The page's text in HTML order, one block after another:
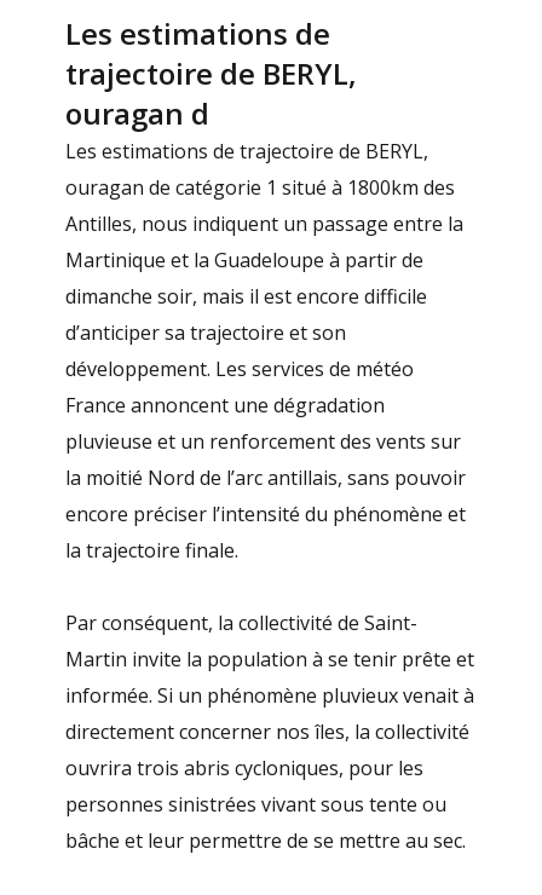
Les estimations de
trajectoire de BERYL,
ouragan d
Les estimations de trajectoire de BERYL,
ouragan de catégorie 1 situé à 1800km des
Antilles, nous indiquent un passage entre la
Martinique et la Guadeloupe à partir de
dimanche soir, mais il est encore difficile
d’anticiper sa trajectoire et son
développement. Les services de météo
France annoncent une dégradation
pluvieuse et un renforcement des vents sur
la moitié Nord de l’arc antillais, sans pouvoir
encore préciser l’intensité du phénomène et
la trajectoire finale.
Par conséquent, la collectivité de Saint-
Martin invite la population à se tenir prête et
informée. Si un phénomène pluvieux venait à
directement concerner nos îles, la collectivité
ouvrira trois abris cycloniques, pour les
personnes sinistrées vivant sous tente ou
bâche et leur permettre de se mettre au sec.